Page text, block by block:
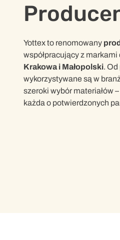
Yottex to renomowany
współpracujący z
Krakowa i Małopolski.
wykorzystywane są w
szeroki wybór materiałów
każda o potwierdzonych